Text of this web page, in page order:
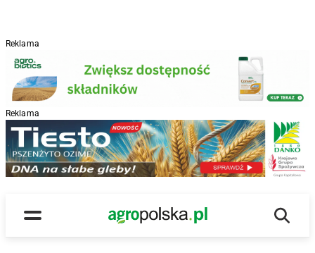
Reklama
Reklama
Menu
Main Logo